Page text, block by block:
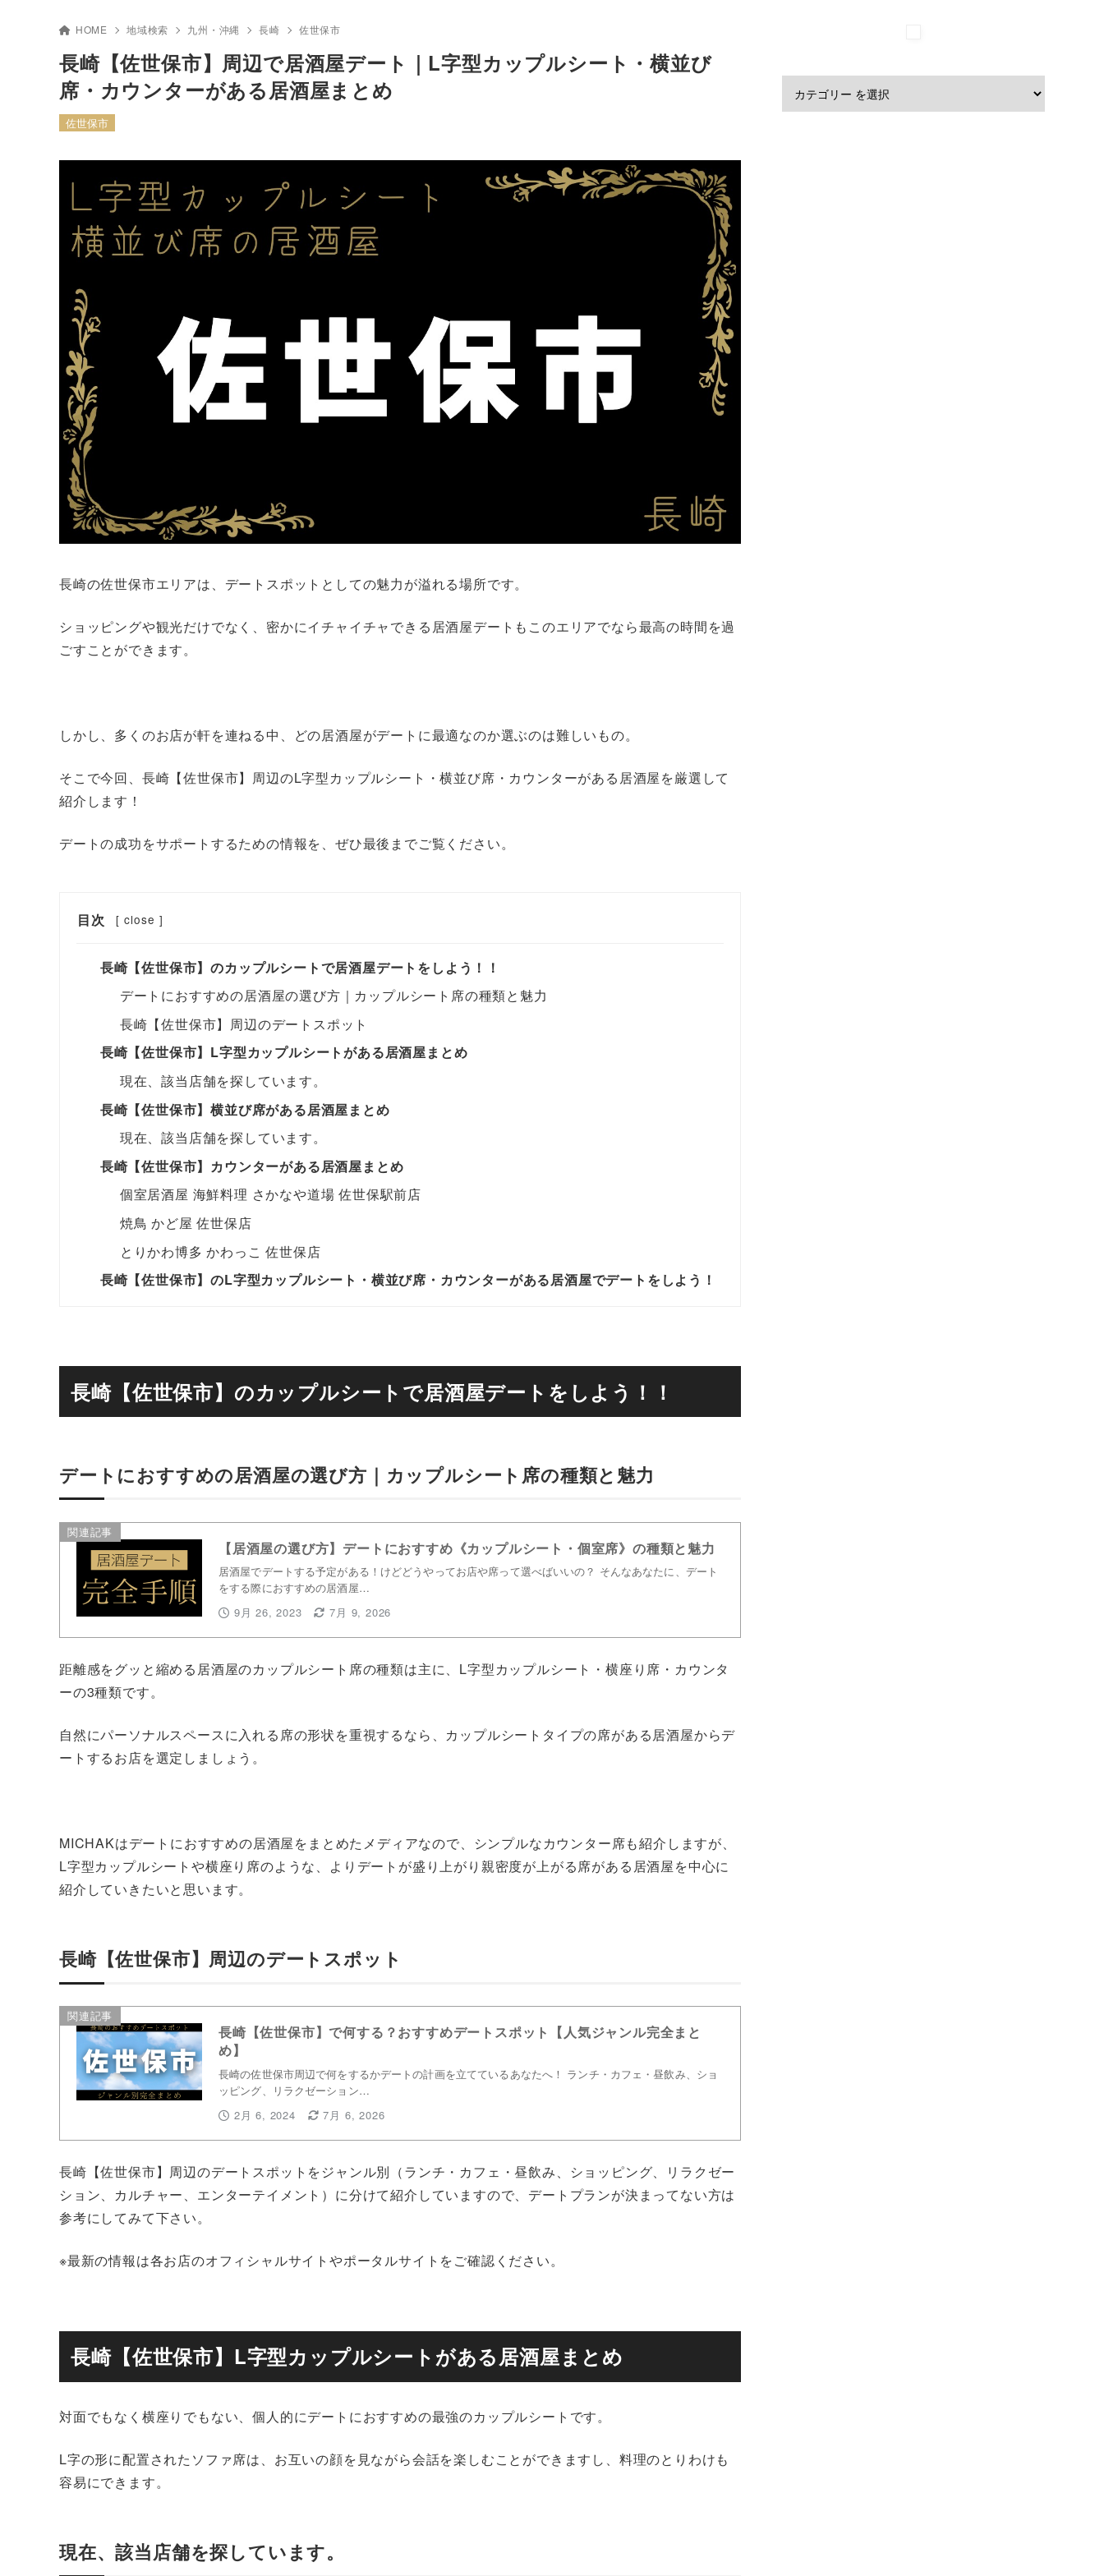
HOME 地域検索 九州・沖縄 長崎 佐世保市
長崎【佐世保市】周辺で居酒屋デート｜L字型カップルシート・横並び
席・カウンターがある居酒屋まとめ
佐世保市
長崎の佐世保市エリアは、デートスポットとしての魅力が溢れる場所です。
ショッピングや観光だけでなく、密かにイチャイチャできる居酒屋デートもこのエリアでなら最高の時間を過
ごすことができます。
しかし、多くのお店が軒を連ねる中、どの居酒屋がデートに最適なのか選ぶのは難しいもの。
そこで今回、長崎【佐世保市】周辺​のL字型カップルシート・横並び席・カウンターがある居酒屋を厳選して
紹介します！
デートの成功をサポートするための情報を、ぜひ最後までご覧ください。
目次 [ close ]
長崎【佐世保市】のカップルシートで居酒屋デートをしよう！！
デートにおすすめの居酒屋の選び方｜カップルシート席の種類と魅力
長崎【佐世保市】周辺のデートスポット
長崎【佐世保市】L字型カップルシートがある居酒屋まとめ
現在、該当店舗を探しています。
長崎【佐世保市】横並び席がある居酒屋まとめ
現在、該当店舗を探しています。
長崎【佐世保市】カウンターがある居酒屋まとめ
個室居酒屋 海鮮料理 さかなや道場 佐世保駅前店
焼鳥 かど屋 佐世保店
とりかわ博多 かわっこ 佐世保店
長崎【佐世保市】のL字型カップルシート・横並び席・カウンターがある居酒屋でデートをしよう！
長崎【佐世保市】のカップルシートで居酒屋デートをしよう！！
デートにおすすめの居酒屋の選び方｜カップルシート席の種類と魅力
関連記事
【居酒屋の選び方】デートにおすすめ《カップルシート・個室席》の種類と魅力
居酒屋でデートする予定がある！けどどうやってお店や席って選べばいいの？ そんなあなたに、デート
をする際におすすめの居酒屋…
9月 26, 2023
7月 9, 2026
距離感をグッと縮める居酒屋のカップルシート席の種類は主に、L字型カップルシート・横座り席・カウンタ
ーの3種類です。
自然にパーソナルスペースに入れる席の形状を重視するなら、カップルシートタイプの席がある居酒屋からデ
ートするお店を選定しましょう。
MICHAKはデートにおすすめの居酒屋をまとめたメディアなので、シンプルなカウンター席も紹介しますが、
L字型カップルシートや横座り席のような、よりデートが盛り上がり親密度が上がる席がある居酒屋を中心に
紹介していきたいと思います。
長崎【佐世保市】周辺のデートスポット
関連記事
長崎【佐世保市】で何する？おすすめデートスポット【人気ジャンル完全まと
め】
長崎の佐世保市周辺で何をするかデートの計画を立てているあなたへ！ ランチ・カフェ・昼飲み、ショ
ッピング、リラクゼーション…
2月 6, 2024
7月 6, 2026
長崎【佐世保市】周辺のデートスポットをジャンル別（ランチ・カフェ・昼飲み、ショッピング、リラクゼー
ション、カルチャー、エンターテイメント）に分けて紹介していますので、デートプランが決まってない方は
参考にしてみて下さい。
※最新の情報は各お店のオフィシャルサイトやポータルサイトをご確認ください。
長崎【佐世保市】L字型カップルシートがある居酒屋まとめ
対面でもなく横座りでもない、個人的にデートにおすすめの最強のカップルシートです。
L字の形に配置されたソファ席は、お互いの顔を見ながら会話を楽しむことができますし、料理のとりわけも
容易にできます。
現在、該当店舗を探しています。